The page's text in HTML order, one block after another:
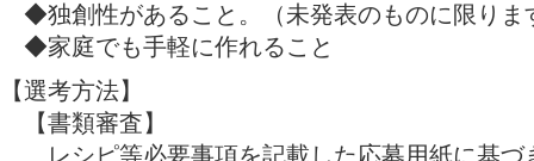
◆独創性があること。（未発表のものに限りま
◆家庭でも手軽に作れること
【選考方法】
【書類審査】
レシピ等必要事項を記載した応募用紙に基づ